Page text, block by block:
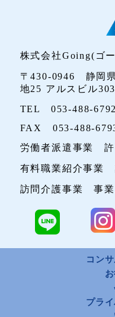
株式会社Going(ゴ
〒430-0946 静岡
地25 アルスビル303
TEL 053-488-6792
FAX 053-488-
労働者派遣事業
有料職業紹介事業
訪問介護事業 事
コン
プラ